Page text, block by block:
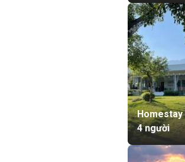
Homestay
4 người